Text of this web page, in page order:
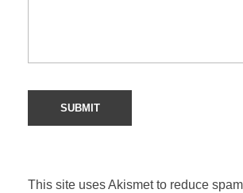
This site uses Akismet to reduce